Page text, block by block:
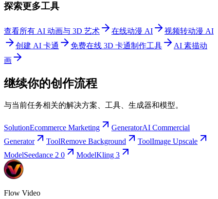
探索更多工具
查看所有 AI 动画与 3D 艺术 在线动漫 AI
视频转动漫 AI
创建 AI 卡通
免费在线 3D 卡通制作工具
AI 素描动
画
继续你的创作流程
与当前任务相关的解决方案、工具、生成器和模型。
SolutionEcommerce Marketing GeneratorAI Commercial
Generator
ToolRemove Background ToolImage Upscale
ModelSeedance 2 0 ModelKling 3
Flow Video